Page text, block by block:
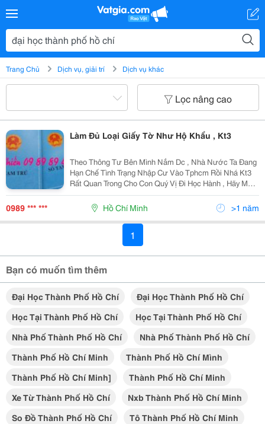
Trang Chủ Dịch vụ, giải trí Dịch vụ khác
Lọc nâng cao
Làm Đủ Loại Giấy Tờ Như Hộ Khẩu , Kt3
Theo Thông Tư Bên Mình Nắm Dc , Nhà Nước Ta Đang
Hạn Chế Tình Trạng Nhập Cư Vào Tphcm Rồi Nhá Kt3
Rất Quan Trong Cho Con Quý Vị Đi Học Hành , Hãy Mau
Làm 1 Kt3 Để Con Quý Vị Có Thể Đi Học Ở Thành Phố
Hồ Chí Minh Nhá Làm Kt3 Để Vay Ngân Hàng , L
0989 *** *** Hồ Chí Minh >1 năm
1
Bạn có muốn tìm thêm
Đại Học Thành Phố Hồ Chí
Đại Học Thành Phố Hồ Chí
Học Tại Thành Phố Hồ Chí
Học Tại Thành Phố Hồ Chí
Nhà Phố Thành Phố Hồ Chí
Nhà Phố Thành Phố Hồ Chí
Thành Phố Hồ Chí Minh
Thành Phố Hồ Chí Mình
Thành Phố Hồ Chí Minh]
Thành Phố Hồ Chí Minh
Xe Từ Thành Phố Hồ Chí
Nxb Thành Phố Hồ Chí Minh
So Đồ Thành Phố Hồ Chí
Tô Thành Phố Hồ Chí Minh